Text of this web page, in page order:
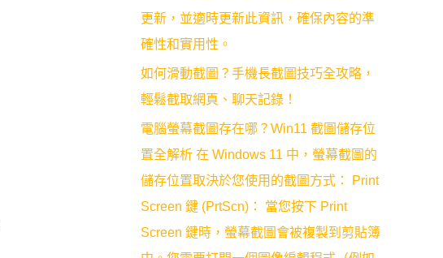
更新，並適時更新此資訊，確保內容的準
確性和實用性。
如何滑動截圖？手機長截圖技巧全攻略，
輕鬆截取網頁、聊天記錄！
電腦螢幕截圖存在哪？Win11 截圖儲存位
置全解析 在 Windows 11 中，螢幕截圖的
儲存位置取決於您使用的截圖方式： Print
Screen 鍵 (PrtScn)： 當您按下 Print
Screen 鍵時，螢幕截圖會被複製到剪貼簿